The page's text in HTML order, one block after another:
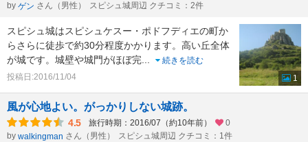
by ゲン さん（男性） スピシュ城周辺 クチコミ：2件
スピシュ城はスピシュケスー・ポドフディエの町か
らさらに徒歩で約30分程度かかります。高い丘全体
が城です。城壁や城門がほぼ完
続きを読む
投稿日:2016/11/04
1
風が心地よい。がっかりしない城跡。
4.5 旅行時期：2016/07（約10年前）
0
by walkingman さん（男性） スピシュ城周辺 クチコミ：1件